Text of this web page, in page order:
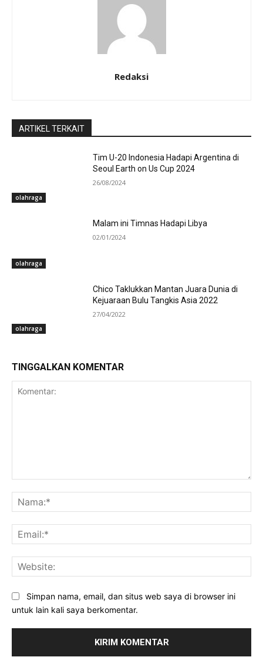
Redaksi
ARTIKEL TERKAIT
olahraga
Tim U-20 Indonesia Hadapi Argentina di
Seoul Earth on Us Cup 2024
26/08/2024
olahraga
Malam ini Timnas Hadapi Libya
02/01/2024
olahraga
Chico Taklukkan Mantan Juara Dunia di
Kejuaraan Bulu Tangkis Asia 2022
27/04/2022
TINGGALKAN KOMENTAR
Simpan nama, email, dan situs web saya di browser ini
untuk lain kali saya berkomentar.